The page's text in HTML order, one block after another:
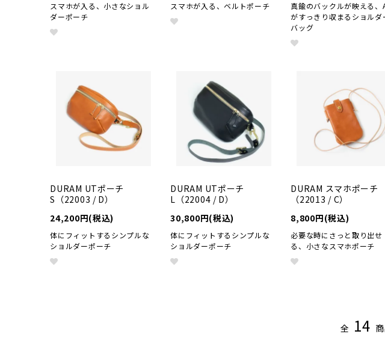
スマホが入る、小さなショル
ダーポーチ
スマホが入る、ベルトポーチ
真鍮のバックルが映える、
がすっきり収まるショルダ
バッグ
DURAM UTポーチ
S（22003 / D）
24,200円(税込)
体にフィットするシンプルな
ショルダーポーチ
DURAM UTポーチ
L（22004 / D）
30,800円(税込)
体にフィットするシンプルな
ショルダーポーチ
DURAM スマホポーチ
（22013 / C）
8,800円(税込)
必要な時にさっと取り出せ
る、小さなスマホポーチ
全 14